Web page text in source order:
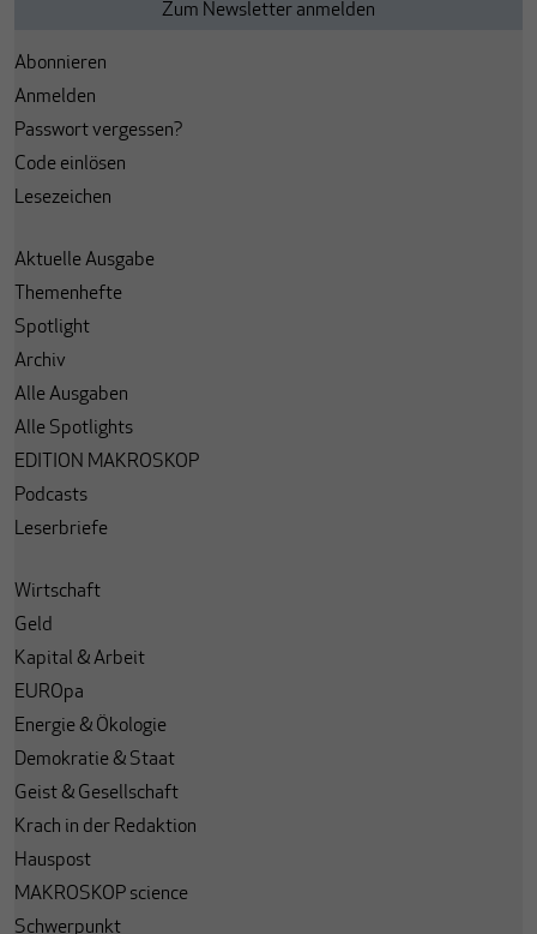
Abonnieren
Anmelden
Passwort vergessen?
Code einlösen
Lesezeichen
Aktuelle Ausgabe
Themenhefte
Spotlight
Archiv
Alle Ausgaben
Alle Spotlights
EDITION MAKROSKOP
Podcasts
Leserbriefe
Wirtschaft
Geld
Kapital & Arbeit
EUROpa
Energie & Ökologie
Demokratie & Staat
Geist & Gesellschaft
Krach in der Redaktion
Hauspost
MAKROSKOP science
Schwerpunkt